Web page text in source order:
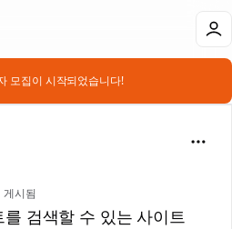
모집이 시작되었습니다!
시됨
검색할 수 있는 사이트